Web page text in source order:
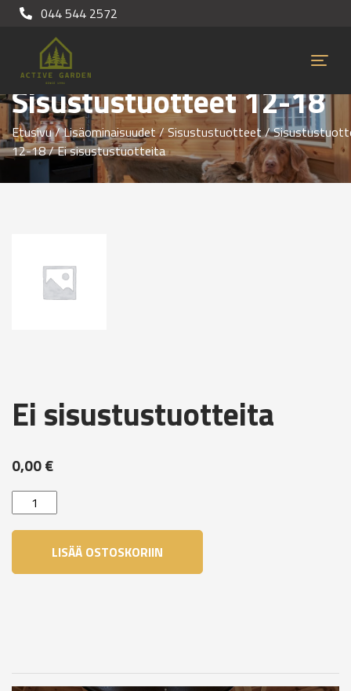
044 544 2572
Sisustustuotteet 12-18
Etusivu/Lisäominaisuudet/Sisustustuotteet/
12-18/ Ei sisustustuotteita
Ei sisustustuotteita
0,00€
sisustustuotteita
määrä
LISÄÄ OSTOSKORIIN